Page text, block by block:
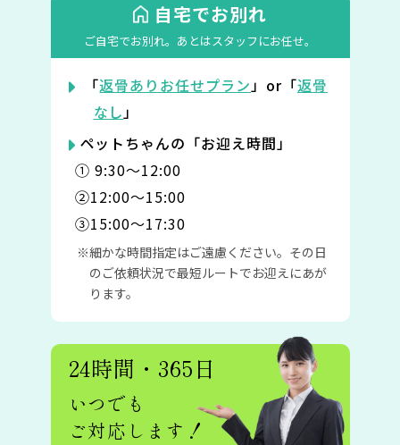
自宅でお別れ
ご自宅でお別れ。 あとはスタッフにお任せ。
「返骨ありお任せプラン」or「返骨
なし」
ペットちゃんの「お迎え時間」
① 9:30〜12:00
②12:00〜15:00
③15:00〜17:30
細かな時間指定はご遠慮ください。その日
のご依頼状況で最短ルートでお迎えにあが
ります。
24時間・365日
いつでも
ご対応します！